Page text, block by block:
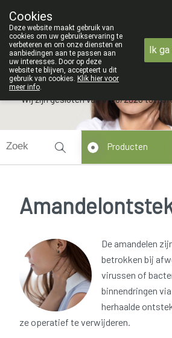
09 228 32 36
Wij zijn gesloten van 3/08/2026 tot
Producten
De amandelen
betrokken bij
virussen of
binnendringen
herhaalde
ze operatief te verwijderen.
Cookies
Deze website maakt gebruik van
cookies om uw gebruikservaring te
verbeteren en om onze diensten en
aanbiedingen aan te passen aan
uw interesses. Door op deze
website te blijven, accepteert u dit
gebruik van cookies. Klik hier voor
meer info.
Ik ga